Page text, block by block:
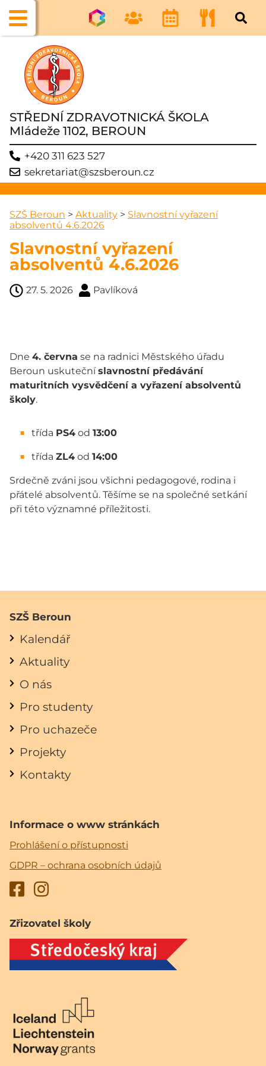
STŘEDNÍ ZDRAVOTNICKÁ ŠKOLA
Mládeže 1102, BEROUN
+420 311 623 527
sekretariat@szsberoun.cz
SZŠ Beroun > Aktuality > Slavnostní vyřazení
absolventů 4.6.2026
Slavnostní vyřazení
absolventů 4.6.2026
27. 5. 2026 Pavlíková
Dne 4. června se na radnici Městského úřadu
Beroun uskutečníslavnostní předávání
maturitních vysvědčení a vyřazení absolventů
školy.
třída PS4od 13:00
třída ZL4od 14:00
Srdečně zváni jsou všichni pedagogové, rodina i
přátelé absolventů. Těšíme se na společné setkání
při této významné příležitosti.
SZŠ Beroun
Kalendář
Aktuality
O nás
Pro studenty
Pro uchazeče
Projekty
Kontakty
Informace o www stránkách
Prohlášení o přístupnosti
GDPR – ochrana osobních údajů
Zřizovatel školy